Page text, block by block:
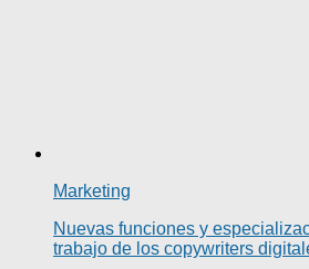
Marketing
Nuevas funciones y
trabajo de los copywriters